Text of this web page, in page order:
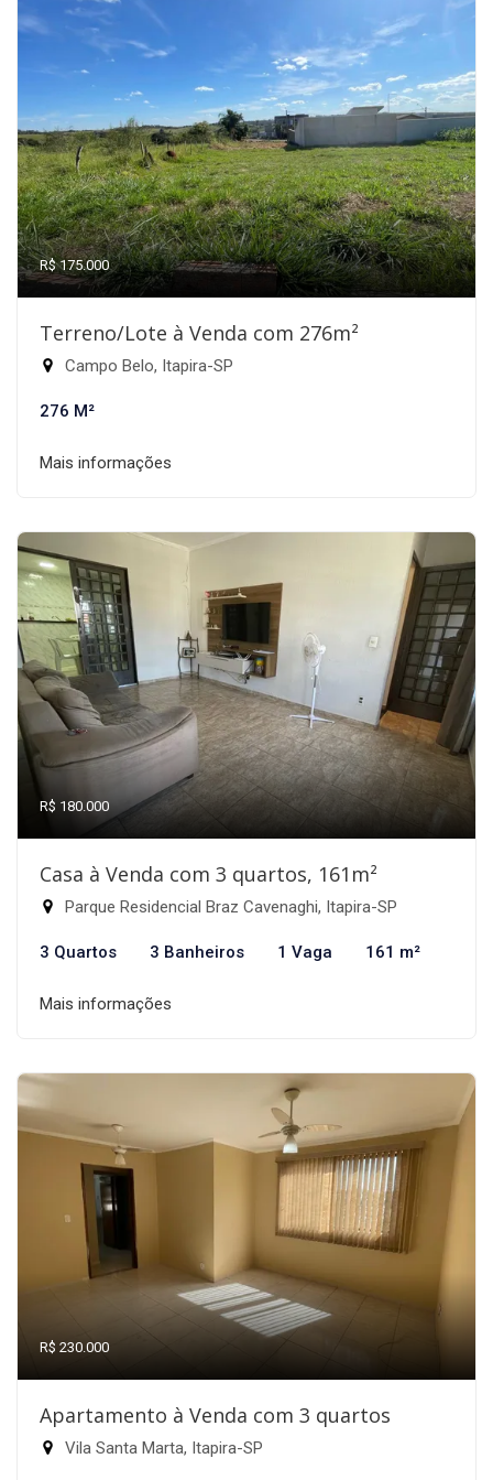
R$ 175.000
Terreno/Lote à Venda com 276m²
Campo Belo, Itapira-SP
276 M²
Mais informações
R$ 180.000
Casa à Venda com 3 quartos, 161m²
Parque Residencial Braz Cavenaghi, Itapira-SP
3 Quartos 3 Banheiros 1 Vaga 161 m²
Mais informações
R$ 230.000
Apartamento à Venda com 3 quartos
Vila Santa Marta, Itapira-SP